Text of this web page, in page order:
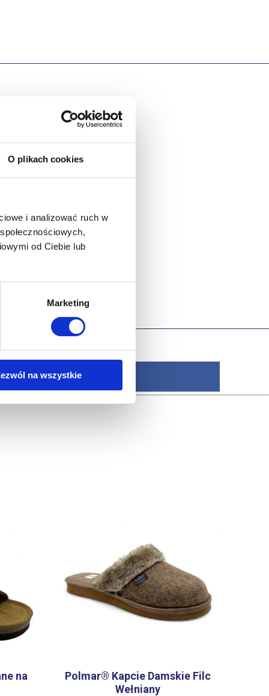
O plikach cookies
i analizować ruch w
od Ciebie lub
Marketing
na wszystkie
zapięcia:Wsuwane
na
Polmar® Kapcie Damskie Filc
Wełniany